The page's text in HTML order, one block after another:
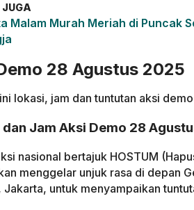
Malam Murah Meriah di Puncak
28 Agustus 2025
lokasi, jam dan tuntutan aksi
dan Jam Aksi Demo 28
nasional bertajuk HOSTUM
menggelar unjuk rasa di depan
Jakarta, untuk menyampaikan